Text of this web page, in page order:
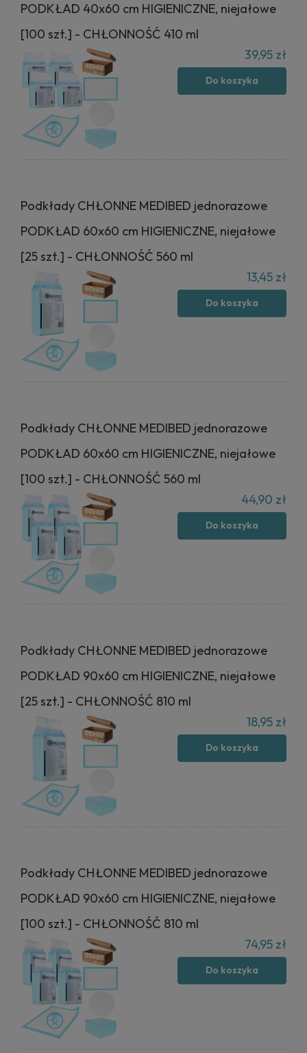
PODKŁAD 40x60 cm HIGIENICZNE, niejałowe
[100 szt.] - CHŁONNOŚĆ 410 ml
39,95 zł
Do koszyka
Podkłady CHŁONNE MEDIBED jednorazowe
PODKŁAD 60x60 cm HIGIENICZNE, niejałowe
[25 szt.] - CHŁONNOŚĆ 560 ml
13,45 zł
Do koszyka
Podkłady CHŁONNE MEDIBED jednorazowe
PODKŁAD 60x60 cm HIGIENICZNE, niejałowe
[100 szt.] - CHŁONNOŚĆ 560 ml
44,90 zł
Do koszyka
Podkłady CHŁONNE MEDIBED jednorazowe
PODKŁAD 90x60 cm HIGIENICZNE, niejałowe
[25 szt.] - CHŁONNOŚĆ 810 ml
18,95 zł
Do koszyka
Podkłady CHŁONNE MEDIBED jednorazowe
PODKŁAD 90x60 cm HIGIENICZNE, niejałowe
[100 szt.] - CHŁONNOŚĆ 810 ml
74,95 zł
Do koszyka